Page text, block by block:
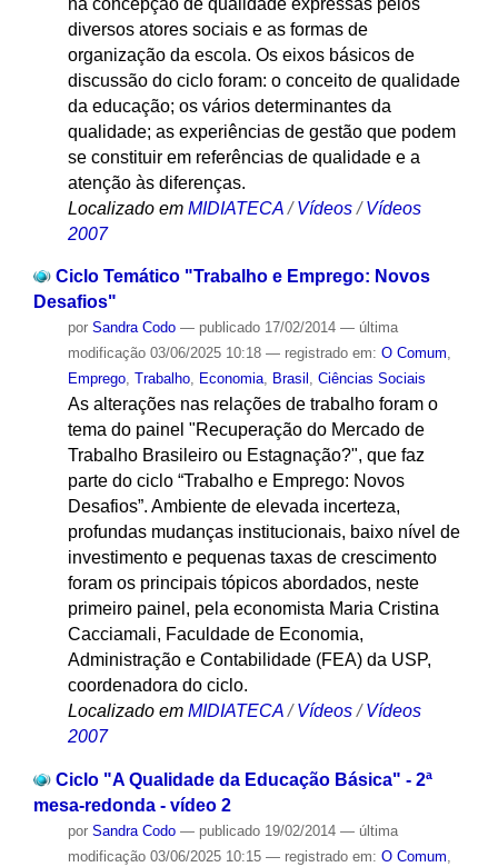
diversos atores sociais e as formas de
organização da escola. Os eixos básicos de
discussão do ciclo foram: o conceito de qualidade
da educação; os vários determinantes da
qualidade; as experiências de gestão que podem
se constituir em referências de qualidade e a
atenção às diferenças.
Localizado em MIDIATECA /Vídeos /Vídeos
2007
Ciclo Temático "Trabalho e Emprego: Novos
Desafios"
por Sandra Codo — publicado17/02/2014 — última
modificação03/06/2025 10:18 — registrado em: O Comum,
Emprego, Trabalho, Economia, Brasil , Ciências Sociais
As alterações nas relações de trabalho foram o
tema do painel "Recuperação do Mercado de
Trabalho Brasileiro ou Estagnação?", que faz
parte do ciclo “Trabalho e Emprego: Novos
Desafios”. Ambiente de elevada incerteza,
profundas mudanças institucionais, baixo nível de
investimento e pequenas taxas de crescimento
foram os principais tópicos abordados, neste
primeiro painel, pela economista Maria Cristina
Cacciamali, Faculdade de Economia,
Administração e Contabilidade (FEA) da USP,
coordenadora do ciclo.
Localizado em MIDIATECA / Vídeos / Vídeos
2007
Ciclo "A Qualidade da Educação Básica" - 2ª
mesa-redonda - vídeo 2
por Sandra Codo — publicado19/02/2014 — última
modificação03/06/2025 10:15 — registrado em: O Comum,